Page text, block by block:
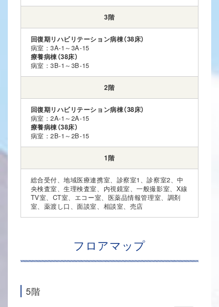
3階
回復期リハビリテーション病棟（38床）
病室：3A-1～3A-15
療養病棟（38床）
病室：3B-1～3B-15
2階
回復期リハビリテーション病棟（38床）
病室：2A-1～2A-15
療養病棟（38床）
病室：2B-1～2B-15
1階
総合受付、地域医療連携室、診察室1、診察室2、中
央検査室、生理検査室、内視鏡室、一般撮影室、X線
TV室、CT室、エコー室、医薬品情報管理室、調剤
室、薬渡し口、面談室、相談室、売店
フロアマップ
5階